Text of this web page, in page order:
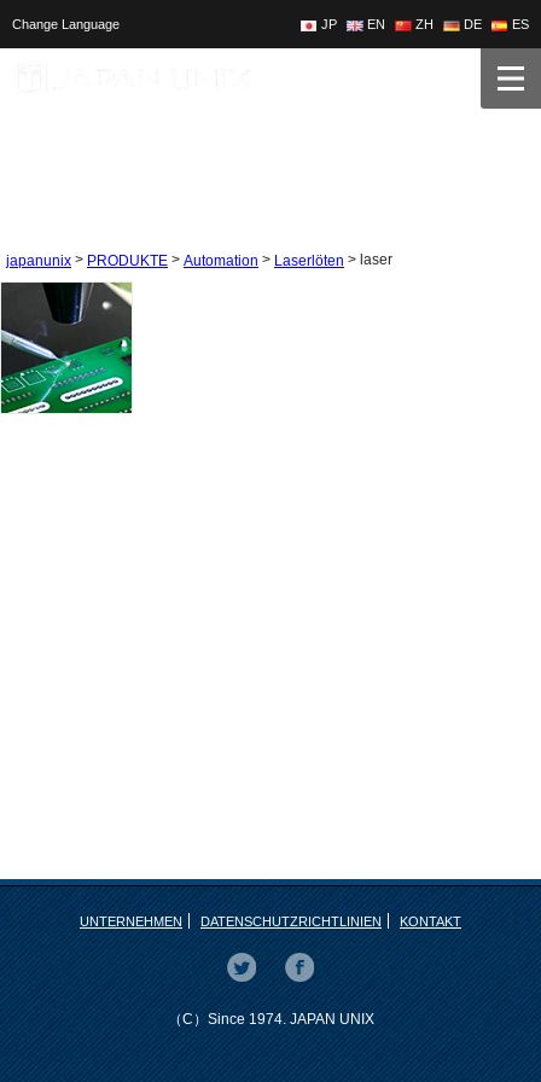
Change Language JP EN ZH DE ES
japanunix > PRODUKTE > Automation > Laserlöten > laser
UNTERNEHMEN DATENSCHUTZRICHTLINIEN KONTAKT
（C）Since 1974. JAPAN UNIX